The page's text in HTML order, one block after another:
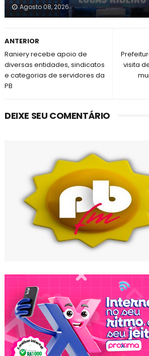
Agosto 08, 2026
visita
ANTERIOR
Raniery recebe apoio de
diversas entidades, sindicatos
e categorias de servidores da
PB
DEIXE SEU COMENTÁRIO